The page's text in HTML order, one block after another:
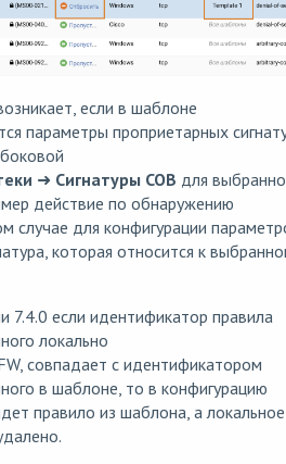
если в шаблоне
параметры проприетарных
➜ Сигнатуры СОВ для
действие по обнаружению
случае для конфигурации
которая относится к
7.4.0 если идентификатор правила
локально
совпадает с идентификатором
в шаблоне, то в конфигурацию
правило из шаблона, а локальное